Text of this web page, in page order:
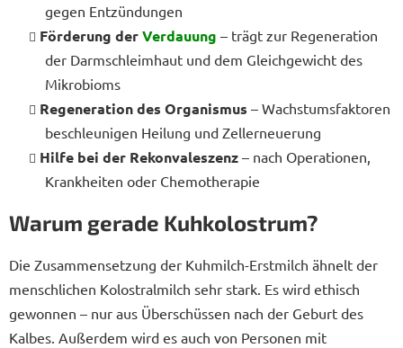
gegen Entzündungen
Förderung derVerdauung – trägt zur Regeneration
der Darmschleimhaut und dem Gleichgewicht des
Mikrobioms
Regeneration des Organismus – Wachstumsfaktoren
beschleunigen Heilung und Zellerneuerung
Hilfe bei der Rekonvaleszenz – nach Operationen,
Krankheiten oder Chemotherapie
Warum gerade Kuhkolostrum?
Die Zusammensetzung der Kuhmilch-Erstmilch ähnelt der
menschlichen Kolostralmilch sehr stark. Es wird ethisch
gewonnen – nur aus Überschüssen nach der Geburt des
Kalbes. Außerdem wird es auch von Personen mit